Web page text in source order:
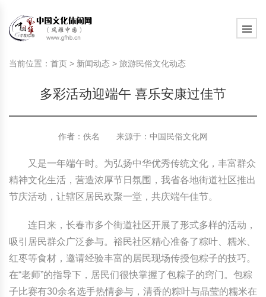
旅游民俗文化动态
中国民俗史话
中华姓氏文化
中国民俗信仰
中国民俗禁忌
中外婚俗文化
中国民俗研究
中国民俗时尚
中国古代休闲文化
政策法律法规
国外民俗趣谈
旅游出行知识
时尚休闲文化
国际交流
中国传统节日
中国生肖文化
中国饮食文化
刺绣
泥人
绸伞
灯笼
草编
扎染
中国民间故事
中国周易文化
苗族巫蛊文化
国外神秘文化
中国性文化
现代家庭教育知识
艺术百科
生活百科
教育百科
其他百科
旅游民俗文化动态
中国民俗史话
中华姓氏文化
中国民俗信仰
中国民俗禁忌
中外婚俗文化
中国民俗研究
中国民俗时尚
中国古代休闲文化
政策法律法规
国外民俗趣谈
旅游出行知识
时尚休闲文化
国际交流
中国传统节日
中国生肖文化
中国饮食文化
刺绣
泥人
绸伞
灯笼
草编
扎染
中国民间故事
中国周易文化
苗族巫蛊文化
国外神秘文化
中国性文化
现代家庭教育知识
艺术百科
生活百科
教育百科
其他百科
当前位置： 首页 > 新闻动态 > 旅游民俗文化动态
多彩活动迎端午 喜乐安康过佳节
作者：佚名 来源于： 中国民俗文化网
又是一年端午时。为弘扬中华优秀传统文化，丰富群众
精神文化生活，营造浓厚节日氛围，我省各地街道社区推出
节庆活动，让辖区居民欢聚一堂，共庆端午佳节。
连日来，长春市多个街道社区开展了形式多样的活动，
吸引居民群众广泛参与。裕民社区精心准备了粽叶、糯米、
红枣等食材，邀请经验丰富的居民现场传授包粽子的技巧。
在“老师”的指导下，居民们很快掌握了包粽子的窍门。包粽
子比赛有30余名选手热情参与，清香的粽叶与晶莹的糯米在